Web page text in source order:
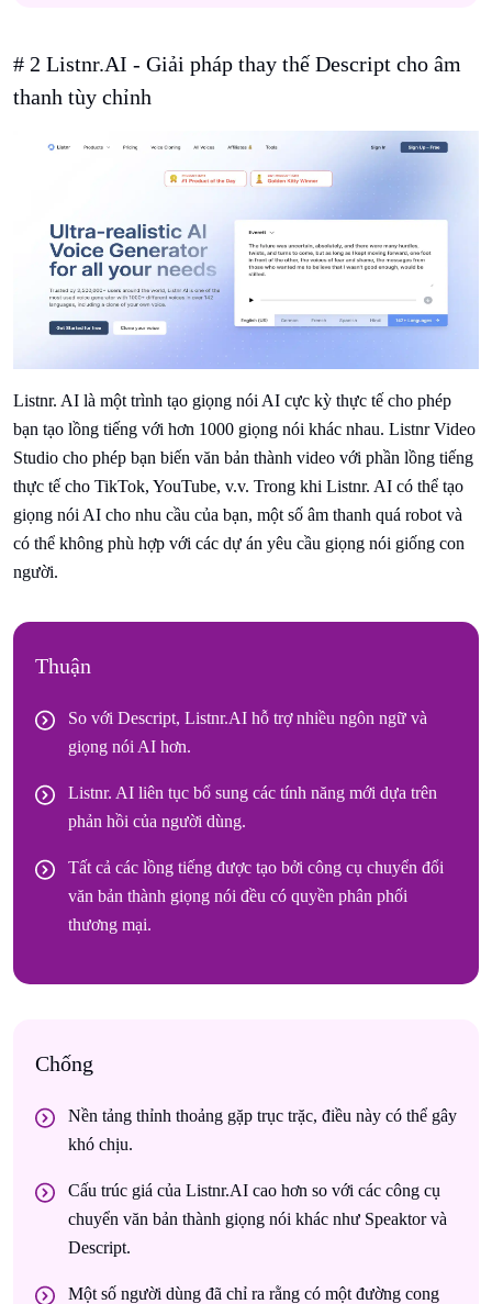
# 2 Listnr.AI - Giải pháp thay thế Descript cho âm
thanh tùy chỉnh
Listnr. AI là một trình tạo giọng nói AI cực kỳ thực tế cho phép
bạn tạo lồng tiếng với hơn 1000 giọng nói khác nhau. Listnr Video
Studio cho phép bạn biến văn bản thành video với phần lồng tiếng
thực tế cho TikTok, YouTube, v.v. Trong khi Listnr. AI có thể tạo
giọng nói AI cho nhu cầu của bạn, một số âm thanh quá robot và
có thể không phù hợp với các dự án yêu cầu giọng nói giống con
người.
Thuận
So với Descript, Listnr.AI hỗ trợ nhiều ngôn ngữ và
giọng nói AI hơn.
Listnr. AI liên tục bổ sung các tính năng mới dựa trên
phản hồi của người dùng.
Tất cả các lồng tiếng được tạo bởi công cụ chuyển đổi
văn bản thành giọng nói đều có quyền phân phối
thương mại.
Chống
Nền tảng thỉnh thoảng gặp trục trặc, điều này có thể gây
khó chịu.
Cấu trúc giá của Listnr.AI cao hơn so với các công cụ
chuyển văn bản thành giọng nói khác như Speaktor và
Descript.
Một số người dùng đã chỉ ra rằng có một đường cong